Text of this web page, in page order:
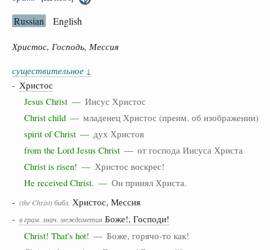
Russian English
Христос, Господь, Мессия
существительное ↓
- Христос
Jesus Christ — Иисус Христос
Christ child — младенец Христос (преим. об изображении)
spirit of Christ — дух Христов
from the Lord Jesus Christ — от господа Иисуса Христа
Christ is risen! — Христос воскрес!
He received Christ. — Он принял Христа.
- (the Christ) библ. Христос, Мессия
- в грам. знач. междометия Боже!, Господи!
Christ! That's hot! — Боже, горячо-то как!